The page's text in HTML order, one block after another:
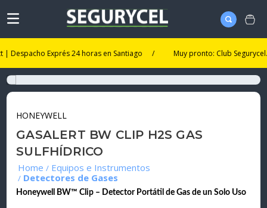
Exprés 24 horas en Santiago / Muy pronto: Club Segurycel.
HONEYWELL
GASALERT BW CLIP H2S GAS
SULFHÍDRICO
Equipos e Instrumentos
Detectores de Gases
Honeywell BW™ Clip – Detector Portátil de Gas de un Solo Uso